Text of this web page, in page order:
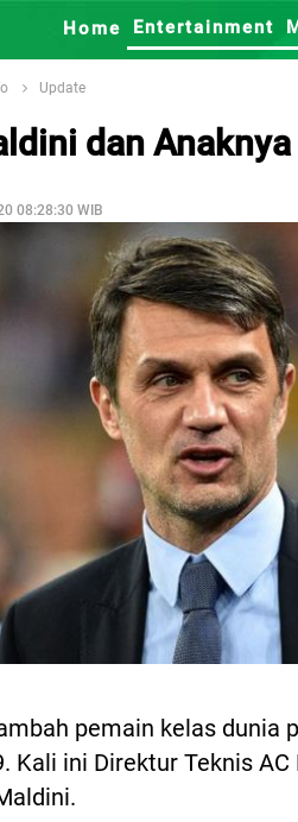
Home Entertainment
Update
dan
08:28:30 WIB
pemain kelas dunia
Kali ini Direktur Teknis